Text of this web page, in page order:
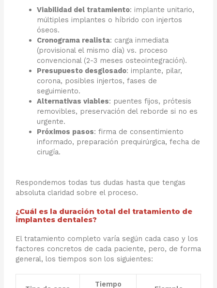
Viabilidad del tratamiento: implante unitario,
múltiples implantes o híbrido con injertos
óseos.
Cronograma realista: carga inmediata
(provisional el mismo día) vs. proceso
convencional (2-3 meses osteointegración).
Presupuesto desglosado: implante, pilar,
corona, posibles injertos, fases de
seguimiento.
Alternativas viables: puentes fijos, prótesis
removibles, preservación del reborde si no es
urgente.
Próximos pasos: firma de consentimiento
informado, preparación prequirúrgica, fecha de
cirugía.
Respondemos todas tus dudas hasta que tengas
absoluta claridad sobre el proceso.
¿Cuál es la duración total del tratamiento de
implantes dentales?
El tratamiento completo varía según cada caso y los
factores concretos de cada paciente, pero, de forma
general, los tiempos son los siguientes:
Tiempo